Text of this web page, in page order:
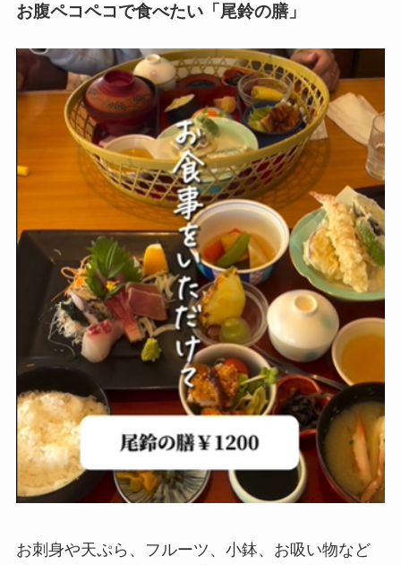
お腹ペコペコで食べたい「尾鈴の膳」
お刺身や天ぷら、フルーツ、小鉢、お吸い物など